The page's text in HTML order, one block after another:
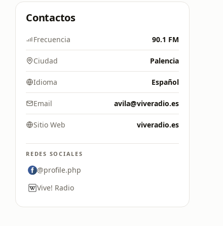
Contactos
Frecuencia 90.1 FM
Ciudad Palencia
Idioma Español
Email avila@viveradio.es
Sitio Web viveradio.es
REDES SOCIALES
@profile.php
Vive! Radio